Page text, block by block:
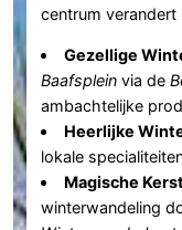
centrum verandert
Gezellige
Baafsplein via de
ambachtelijke
Heerlijke
lokale
Magische
winterwandeling